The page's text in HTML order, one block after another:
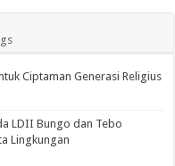
Ciptaman Generasi Religius
LDII Bungo dan Tebo
Lingkungan